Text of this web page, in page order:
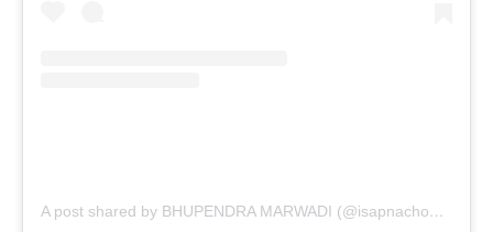
A post shared by BHUPENDRA MARWADI (@isapnachoudhary)